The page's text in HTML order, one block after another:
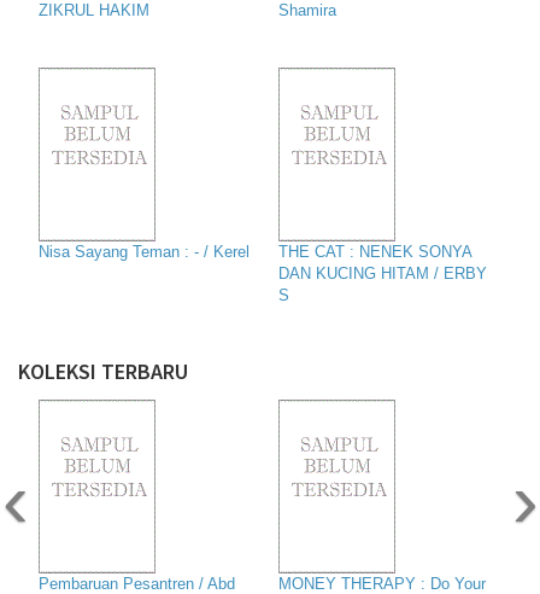
ZIKRUL HAKIM
Shamira
Nisa Sayang Teman : - / Kerel
THE CAT : NENEK SONYA
DAN KUCING HITAM / ERBY
S
KOLEKSI TERBARU
Pembaruan Pesantren / Abd
MONEY THERAPY : Do Your
‹ ›